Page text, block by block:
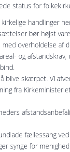
status for
handlinger
bør højst
med overholdelse af
og afstandskrav,
blive skærpet. Vi
fra
fællessang
synge for